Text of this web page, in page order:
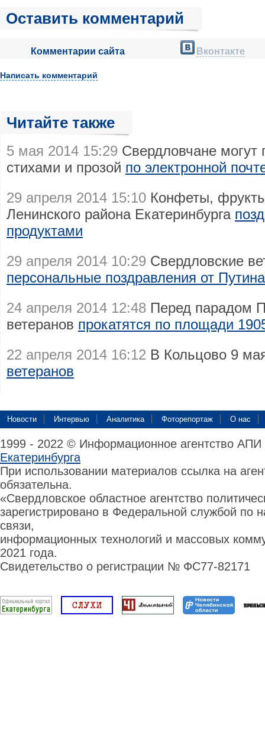
Оставить комментарий
Комментарии сайта Вконтакте
Написать комментарий
Читайте также
5 мая 2014 15:29 Свердловчане могут
стихами и прозой по электронной
29 апреля 2014 15:10 Конфеты,
Ленинского района Екатеринбурга
продуктами
29 апреля 2014 10:29 Свердловские
персональные поздравления от Путина
24 апреля 2014 12:48 Перед парадом
ветеранов прокатятся по площади
22 апреля 2014 16:12 В Кольцово 9
ветеранов
Новости Интервью Аналитика Фоторепортаж О нас
1999 - 2022 © Информационное агентство
Екатеринбурга
При использовании материалов ссылка на
обязательна.
«Свердловское областное агентство
зарегистрировано в Федеральной службой по
связи,
информационных технологий и массовых
2021 года.
Свидетельство о регистрации № ФС77-82171